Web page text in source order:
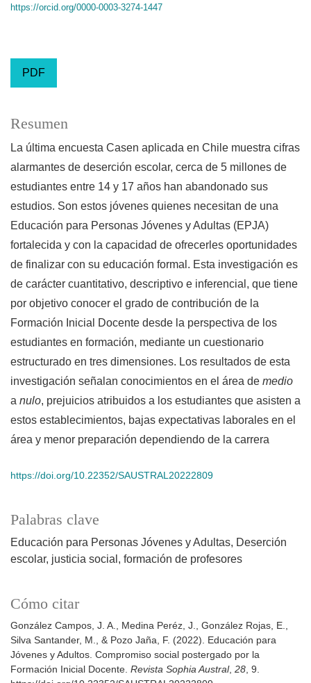
https://orcid.org/0000-0003-3274-1447
PDF
Palabras clave
Educación para Personas Jóvenes y Adultas Deserción
escolar justicia social formación de profesores
Cómo citar
González Campos, J. A., Medina Peréz, J., González Rojas, E.,
Silva Santander, M., & Pozo Jaña, F. (2022). Educación para
Jóvenes y Adultos. Compromiso social postergado por la
Formación Inicial Docente. Revista Sophia Austral, 28, 9.
Resumen
La última encuesta Casen aplicada en Chile muestra cifras
alarmantes de deserción escolar, cerca de 5 millones de
estudiantes entre 14 y 17 años han abandonado sus
estudios. Son estos jóvenes quienes necesitan de una
Educación para Personas Jóvenes y Adultas (EPJA)
fortalecida y con la capacidad de ofrecerles oportunidades
de finalizar con su educación formal. Esta investigación es
de carácter cuantitativo, descriptivo e inferencial, que tiene
por objetivo conocer el grado de contribución de la
Formación Inicial Docente desde la perspectiva de los
estudiantes en formación, mediante un cuestionario
estructurado en tres dimensiones. Los resultados de esta
investigación señalan conocimientos en el área de medio
a nulo, prejuicios atribuidos a los estudiantes que asisten a
estos establecimientos, bajas expectativas laborales en el
área y menor preparación dependiendo de la carrera
https://doi.org/10.22352/SAUSTRAL20222809